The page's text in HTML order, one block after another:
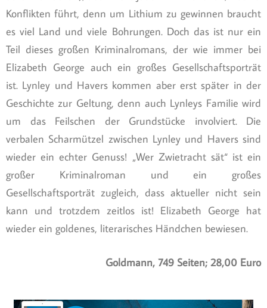
Konflikten führt, denn um Lithium zu gewinnen braucht
es viel Land und viele Bohrungen. Doch das ist nur ein
Teil dieses großen Kriminalromans, der wie immer bei
Elizabeth George auch ein großes Gesellschaftsporträt
ist. Lynley und Havers kommen aber erst später in der
Geschichte zur Geltung, denn auch Lynleys Familie wird
um das Feilschen der Grundstücke involviert. Die
verbalen Scharmützel zwischen Lynley und Havers sind
wieder ein echter Genuss! „Wer Zwietracht sät“ ist ein
großer Kriminalroman und ein großes
Gesellschaftsporträt zugleich, dass aktueller nicht sein
kann und trotzdem zeitlos ist! Elizabeth George hat
wieder ein goldenes, literarisches Händchen bewiesen.
Goldmann, 749 Seiten; 28,00 Euro